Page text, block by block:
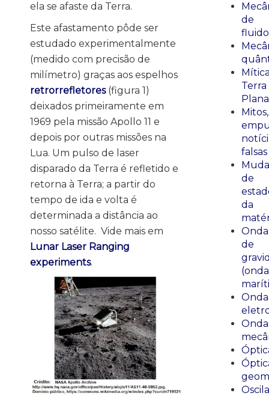
ela se afaste da Terra.
Este afastamento pôde ser
estudado experimentalmente
(medido com precisão de
milímetro) graças aos espelhos
retrorrefletores(figura 1)
deixados primeiramente em
1969 pela missão Apollo 11 e
depois por outras missões na
Lua. Um pulso de laser
disparado da Terra é refletido e
retorna à Terra; a partir do
tempo de ida e volta é
determinada a distância ao
nosso satélite. Vide mais em
Lunar Laser Ranging
experiments.
de
Terra
Plana
Mitos,
falsas
de
da
de